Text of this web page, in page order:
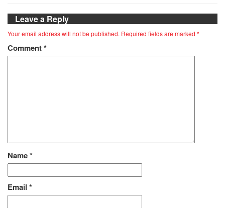
Leave a Reply
Your email address will not be published. Required fields are marked *
Comment*
Name*
Email *